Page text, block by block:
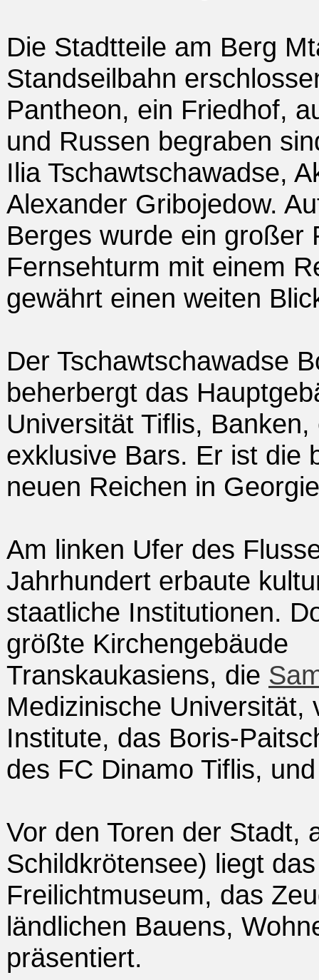
Die Stadtteile am Berg
Standseilbahn
Pantheon, ein Friedhof,
und Russen begraben
Ilia Tschawtschawadse,
Alexander Gribojedow.
Berges wurde ein großer
Fernsehturm mit einem
gewährt einen weiten
Der Tschawtschawadse
beherbergt das
Universität Tiflis,
exklusive Bars. Er ist die
neuen Reichen in
Am linken Ufer des
Jahrhundert erbaute
staatliche Institutionen.
größte Kirchengebäude
Transkaukasiens, die
Medizinische Universität,
Institute, das Boris-
des FC Dinamo Tiflis,
Vor den Toren der Stadt,
Schildkrötensee) liegt
Freilichtmuseum, das
ländlichen Bauens,
präsentiert.